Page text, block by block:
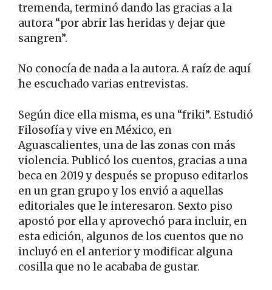
tremenda, terminó dando las gracias a la
autora “por abrir las heridas y dejar que
sangren”.
No conocía de nada a la autora. A raíz de aquí
he escuchado varias entrevistas.
Según dice ella misma, es una “friki”. Estudió
Filosofía y vive en México, en
Aguascalientes, una de las zonas con más
violencia. Publicó los cuentos, gracias a una
beca en 2019 y después se propuso editarlos
en un gran grupo y los envió a aquellas
editoriales que le interesaron. Sexto piso
apostó por ella y aprovechó para incluir, en
esta edición, algunos de los cuentos que no
incluyó en el anterior y modificar alguna
cosilla que no le acababa de gustar.